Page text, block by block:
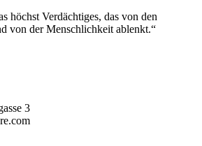
höchst Verdächtiges, das von den
von der Menschlichkeit ablenkt.“
3